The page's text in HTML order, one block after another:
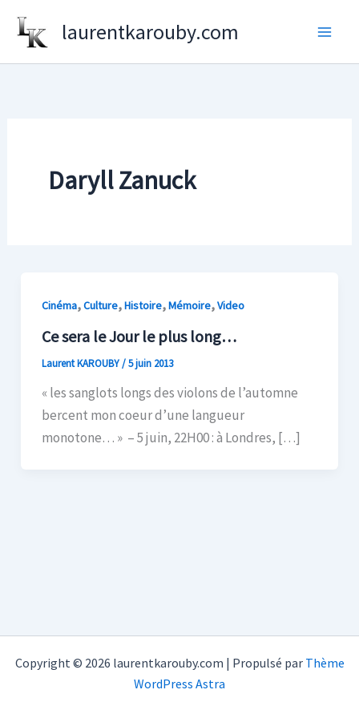
laurentkarouby.com
Daryll Zanuck
Cinéma,Culture,Histoire,Mémoire,Video
Ce sera le Jour le plus long…
Laurent KAROUBY/5 juin 2013
« les sanglots longs des violons de l’automne
bercent mon coeur d’une langueur
monotone… » – 5 juin, 22H00 : à Londres, […]
Copyright © 2026 laurentkarouby.com | Propulsé par Thème
WordPress Astra